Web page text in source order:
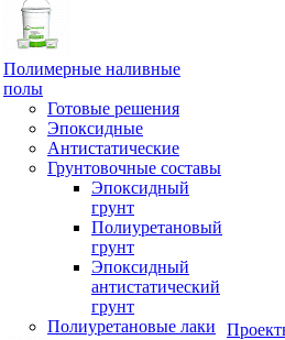
Полимерные наливные
полы
Готовые решения
Эпоксидные
Антистатические
Грунтовочные составы
Эпоксидный
грунт
Полиуретановый
грунт
Эпоксидный
антистатический
грунт
Полиуретановые лаки